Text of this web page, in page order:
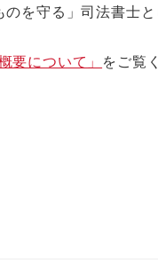
を守る」司法書士
要について」 をご覧